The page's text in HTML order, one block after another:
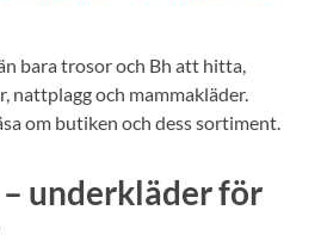
bara trosor och Bh att hitta,
nattplagg och mammakläder.
om butiken och dess sortiment.
underkläder för